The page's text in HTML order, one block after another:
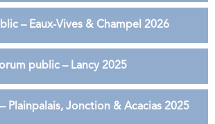
– Eaux-Vives & Champel 2026
public – Lancy 2025
Plainpalais, Jonction & Acacias 2025